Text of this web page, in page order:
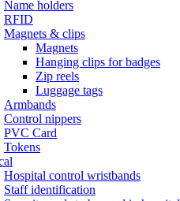
Name holders
RFID
Magnets & clips
Magnets
Hanging clips for badges
Zip reels
Luggage tags
Armbands
Control nippers
PVC Card
Tokens
Hospital control wristbands
Staff identification